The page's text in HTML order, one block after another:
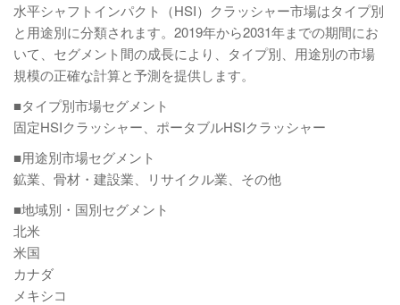
水平シャフトインパクト（HSI）クラッシャー市場はタイプ別
と用途別に分類されます。2019年から2031年までの期間にお
いて、セグメント間の成長により、タイプ別、用途別の市場
規模の正確な計算と予測を提供します。
■タイプ別市場セグメント
固定HSIクラッシャー、ポータブルHSIクラッシャー
■用途別市場セグメント
鉱業、骨材・建設業、リサイクル業、その他
■地域別・国別セグメント
北米
米国
カナダ
メキシコ